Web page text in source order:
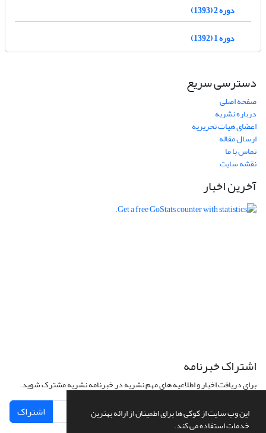
این وب سایت از کوکی ها برای اطمینان از ارائه بهترین
خدمات استفاده می کند.
دوره 2 (1393)
دوره 1 (1392)
دسترسی سریع
صفحه اصلی
درباره نشریه
اعضای هیات تحریریه
ارسال مقاله
تماس با ما
نقشه سایت
آخرین اخبار
اشتراک خبرنامه
برای دریافت اخبار و اطلاعیه های مهم نشریه در خبرنامه نشریه مشترک شوید.
اشتراک